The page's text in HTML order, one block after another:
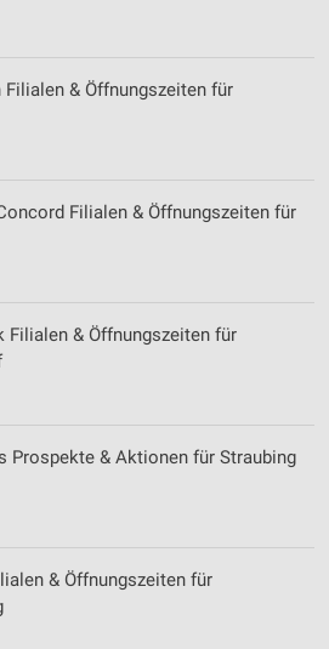
Filialen & Öffnungszeiten für
Filialen & Öffnungszeiten für
Filialen & Öffnungszeiten für
Prospekte & Aktionen für Straubing
& Öffnungszeiten für